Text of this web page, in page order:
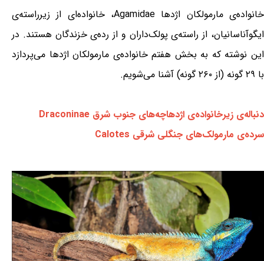
خانواده‌ی مارمولکان اژدها Agamidae، خانواده‌ای از زیرراسته‌ی
ایگوآناسانیان، از راسته‌ی پولک‌داران و از رده‌ی خزندگان هستند. در
این نوشته که به بخش هفتم خانواده‌ی مارمولکان اژدها می‌پردازد
با ۲۹ گونه (از ۲۶۰ گونه) آشنا می‌شویم.
دنباله‌ی زیرخانواده‌ی اژدهاچه‌های جنوب شرق Draconinae
سرده‌ی مارمولک‌های جنگلی شرقی Calotes